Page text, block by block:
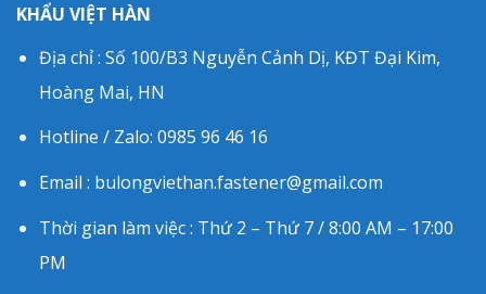
KHẨU VIỆT HÀN
Địa chỉ : Số 100/B3 Nguyễn Cảnh Dị, KĐT Đại Kim,
Hoàng Mai, HN
Hotline / Zalo: 0985 96 46 16
Email : bulongviethan.fastener@gmail.com
Thời gian làm việc : Thứ 2 – Thứ 7 / 8:00 AM – 17:00
PM